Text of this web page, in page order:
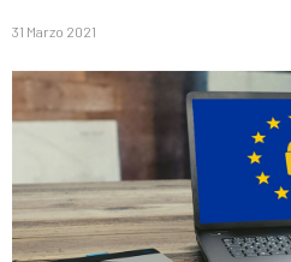
31 Marzo 2021